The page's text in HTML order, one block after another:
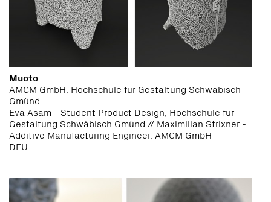
Muoto
AMCM GmbH, Hochschule für Gestaltung Schwäbisch
Gmünd
Eva Asam - Student Product Design, Hochschule für
Gestaltung Schwäbisch Gmünd // Maximilian Strixner -
Additive Manufacturing Engineer, AMCM GmbH
DEU